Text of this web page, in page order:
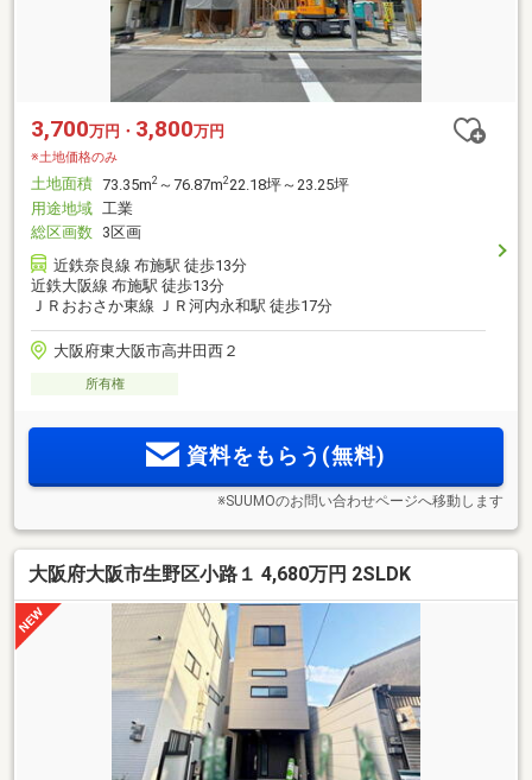
3,700万円・ 3,800万円
※土地価格のみ
土地面積 73.35m2 ～76.87m222.18坪～23.25坪
用途地域 工業
総区画数 3区画
近鉄奈良線 布施駅 徒歩13分
近鉄大阪線 布施駅 徒歩13分
ＪＲおおさか東線 ＪＲ河内永和駅 徒歩17分
大阪府東大阪市高井田西２
所有権
資料をもらう(無料)
※SUUMOのお問い合わせページへ移動します
大阪府大阪市生野区小路１ 4,680万円 2SLDK